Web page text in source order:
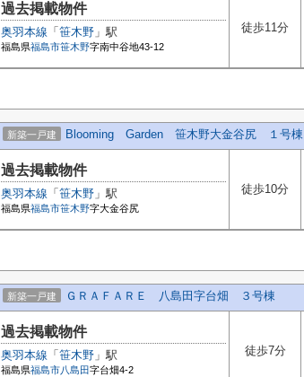
過去掲載物件
奥羽本線 「 笹木野 」駅
福島県福島市笹木野字南中谷地43-12
徒歩11分
新築一戸建 Blooming Garden 笹木野大金谷尻 １号棟
過去掲載物件
奥羽本線 「 笹木野 」駅
福島県福島市笹木野字大金谷尻
徒歩10分
新築一戸建 ＧＲＡＦＡＲＥ 八島田字台畑 ３号棟
過去掲載物件
奥羽本線 「 笹木野 」駅
福島県福島市八島田字台畑4-2
徒歩7分